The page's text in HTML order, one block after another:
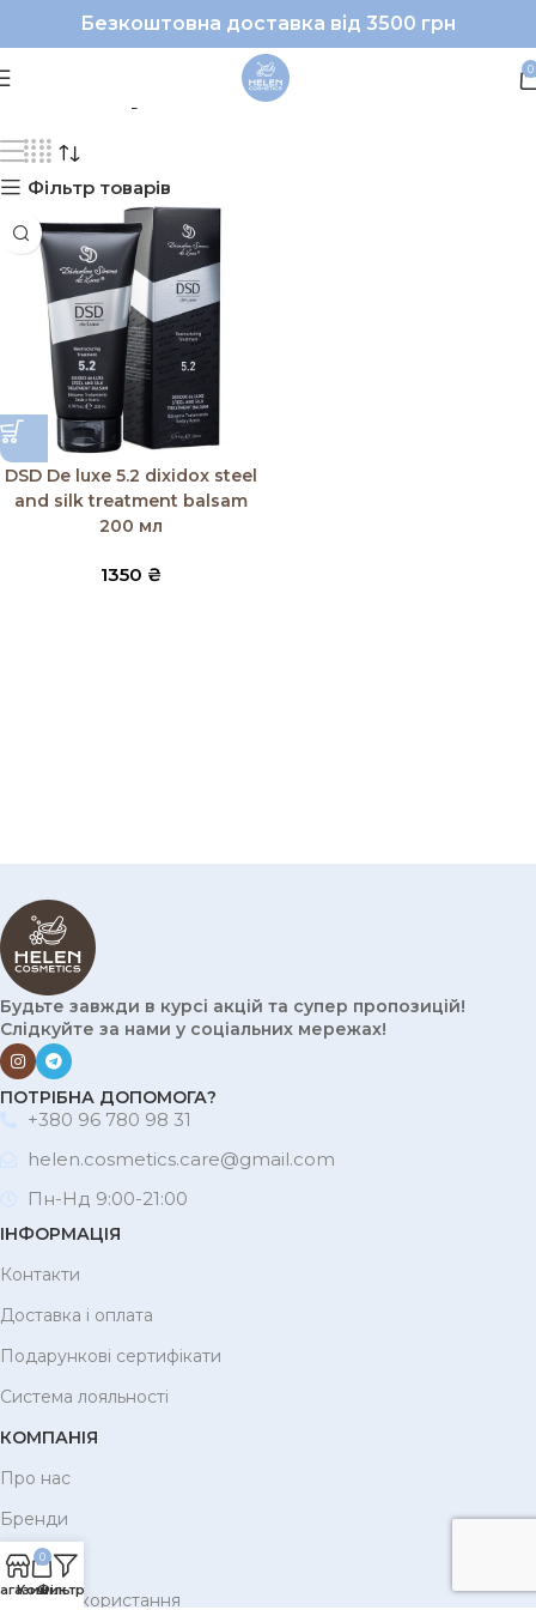
Безкоштовна доставка від 3500 грн
0
Фільтр товарів
DSD De luxe 5.2 dixidox steel
and silk treatment balsam
200 мл
1350 ₴
Будьте завжди в курсі акцій та супер пропозицій!
Слідкуйте за нами у соціальних мережах!
ПОТРІБНА ДОПОМОГА?
+380 96 780 98 31
helen.cosmetics.care@gmail.com
Пн-Нд 9:00-21:00
ІНФОРМАЦІЯ
Контакти
Доставка і оплата
Подарункові сертифікати
Система лояльності
КОМПАНІЯ
Про нас
Бренди
Корисне
Умови використання
0
Кошик
Фільтри